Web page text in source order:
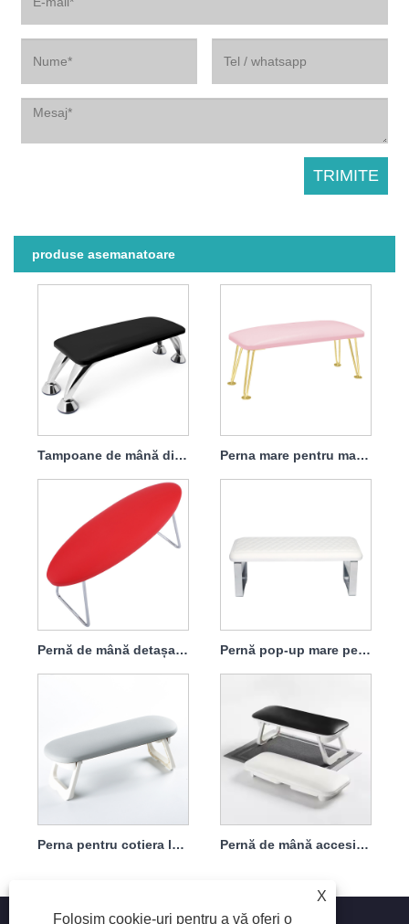
produse asemanatoare
Tampoane de mână din microfibră pentru manichiură detașabile și lavabile Perna mare pentru mana pentru arta unghiilor din stofa din microfibra
Pernă de mână detașabilă din oțel inoxidabil Pernă pop-up mare pernă de mână detașabilă și lavabilă
Perna pentru cotiera lavabila la masina si usor de curatat Pernă de mână accesibilă și de înaltă calitate
X
Folosim cookie-uri pentru a vă oferi o